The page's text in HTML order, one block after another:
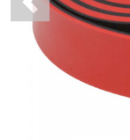
Previous